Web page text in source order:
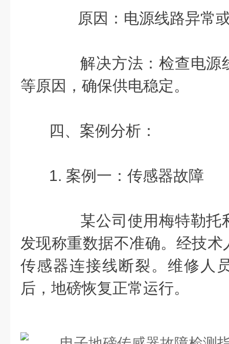
原因：电源线路异常
解决方法：检查电源
等原因，确保供电稳定。
四、案例分析：
1. 案例一：传感器故障
某公司使用梅特勒托
发现称重数据不准确。经技
传感器连接线断裂。维修人
后，地磅恢复正常运行。